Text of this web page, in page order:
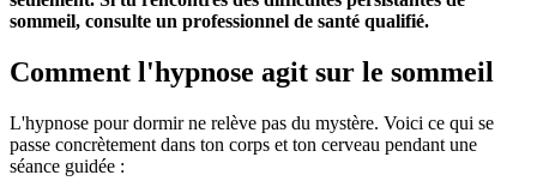
sommeil, consulte un professionnel de santé qualifié.
Comment l'hypnose agit sur le sommeil
L'hypnose pour dormir ne relève pas du mystère. Voici ce qui se
passe concrètement dans ton corps et ton cerveau pendant une
séance guidée :